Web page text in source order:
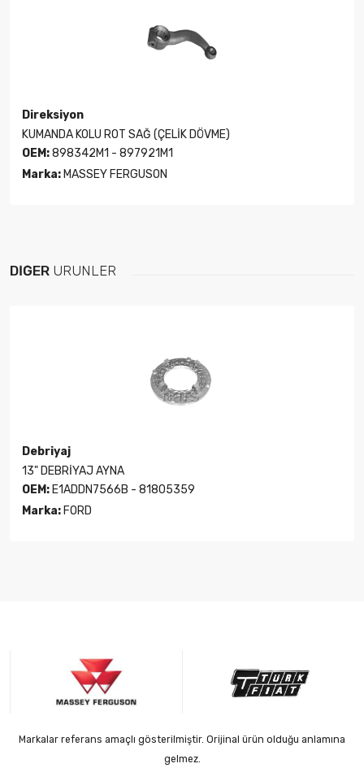
Direksiyon
KUMANDA KOLU ROT SAĞ (ÇELİK DÖVME)
OEM:898342M1 - 897921M1
Marka: MASSEY FERGUSON
DIĞER ÜRÜNLER
Debriyaj
13" DEBRİYAJ AYNA
OEM: E1ADDN7566B - 81805359
Marka: FORD
Markalar referans amaçlı gösterilmiştir. Orijinal ürün olduğu anlamına
gelmez.